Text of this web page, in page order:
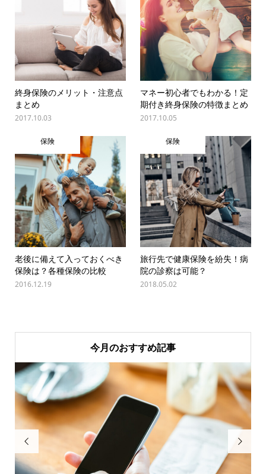
終身保険のメリット・注意点
まとめ
2017.10.03
マネー初心者でもわかる！定
期付き終身保険の特徴まとめ
2017.10.05
保険
老後に備えて入っておくべき
保険は？各種保険の比較
2016.12.19
保険
旅行先で健康保険を紛失！病
院の診察は可能？
2018.05.02
今月のおすすめ記事
 